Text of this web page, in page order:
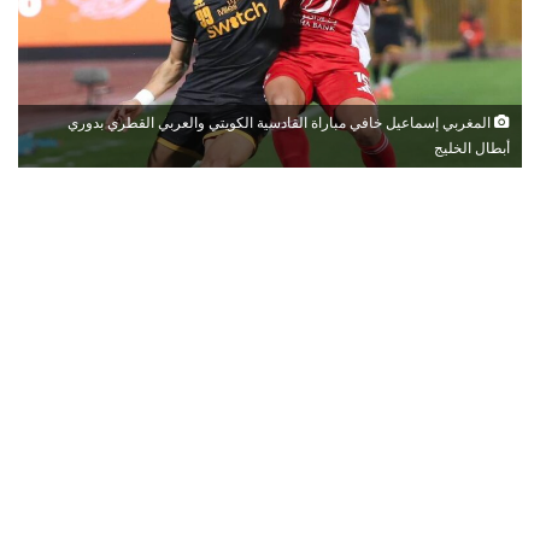
المغربي إسماعيل خافي مباراة القادسية الكويتي والعربي القطري بدوري
أبطال الخليج